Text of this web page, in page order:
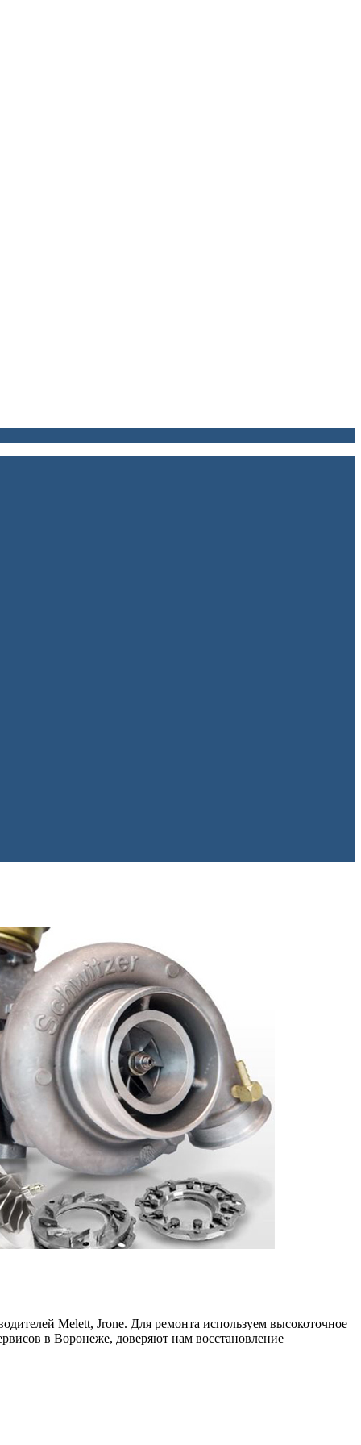
Melett, Jrone. Для ремонта используем высокоточное
в Воронеже, доверяют нам восстановление